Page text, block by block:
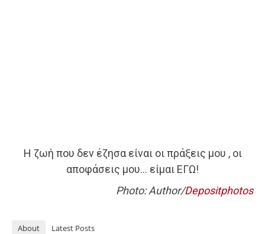
Η ζωή που δεν έζησα είναι οι πράξεις μου , οι
αποφάσεις μου… είμαι ΕΓΩ!
Photo: Author/Depositphotos
About Latest Posts